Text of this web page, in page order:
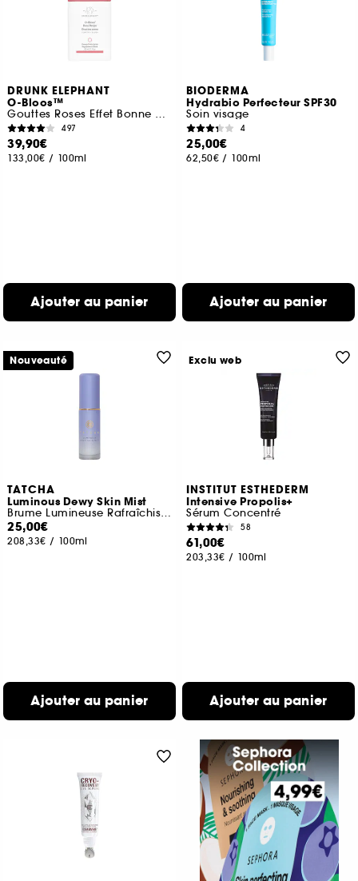
DRUNK ELEPHANT
O-Bloos™
Gouttes Roses Effet Bonne Mine
497
39,90€
133,00€ / 100ml
Ajouter au panier
BIODERMA
Hydrabio Perfecteur SPF30
Soin visage
4
25,00€
62,50€ / 100ml
Ajouter au panier
TATCHA
Luminous Dewy Skin Mist
Brume Lumineuse Rafraîchissante
25,00€
208,33€ / 100ml
Ajouter au panier
Nouveauté
INSTITUT ESTHEDERM
Intensive Propolis+
Sérum Concentré
58
61,00€
203,33€ / 100ml
Ajouter au panier
Exclu web